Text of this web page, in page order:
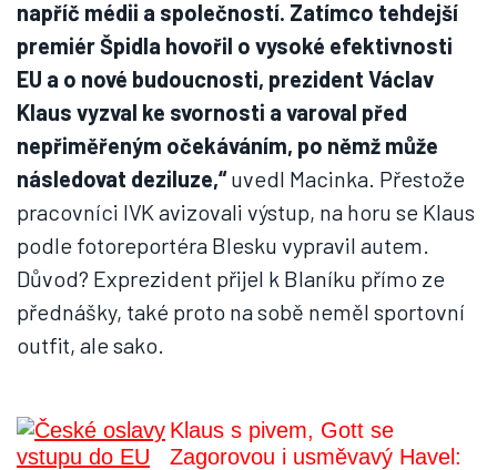
napříč médii a společností. Zatímco tehdejší
premiér Špidla hovořil o vysoké efektivnosti
EU a o nové budoucnosti, prezident Václav
Klaus vyzval ke svornosti a varoval před
nepřiměřeným očekáváním, po němž může
následovat deziluze,“uvedl Macinka. Přestože
pracovníci IVK avizovali výstup, na horu se Klaus
podle fotoreportéra Blesku vypravil autem.
Důvod? Exprezident přijel k Blaníku přímo ze
přednášky, také proto na sobě neměl sportovní
outfit, ale sako.
Klaus s pivem, Gott se
Zagorovou i usměvavý Havel: